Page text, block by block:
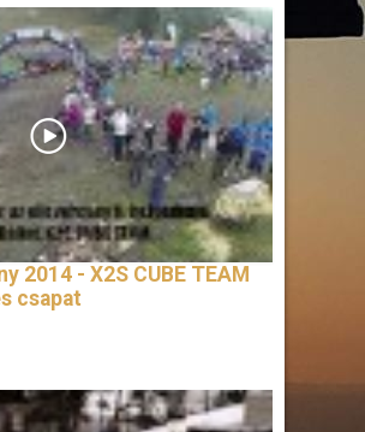
2014 - X2S CUBE TEAM
csapat